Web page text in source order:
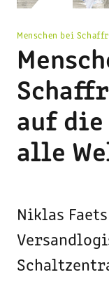
Menschen bei
auf die
alle
Niklas